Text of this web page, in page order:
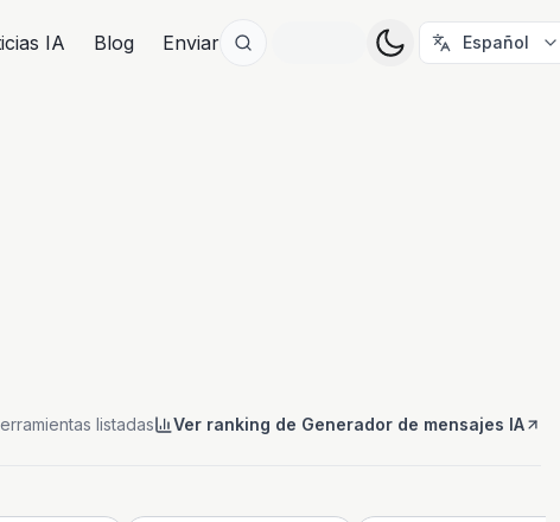
IA Blog Enviar Español
listadas Ver ranking de Generador de mensajes IA